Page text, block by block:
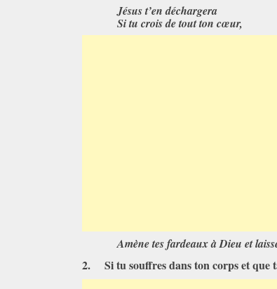
Jésus t’en déchargera
Si tu crois de tout ton cœur,
Amène tes fardeaux à Dieu et
2. Si tu souffres dans ton corps et que